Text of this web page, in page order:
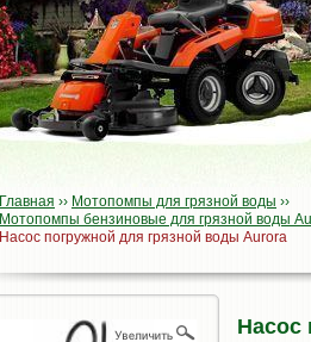
Главная ›› Мотопомпы для грязной воды ››
Мотопомпы бензиновые для грязной воды
Насос погружной для грязной воды Aurora
Насос